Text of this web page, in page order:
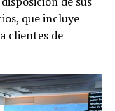
que incluye
clientes de